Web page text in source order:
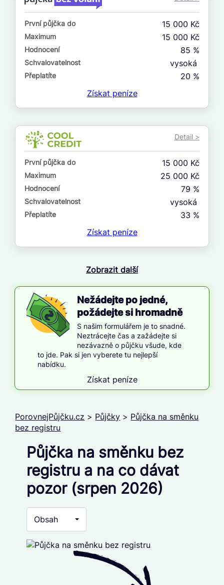
ne
V exekuci
ano
ne
V hotovosti
ano
ne
První půjčka do 15 000 Kč
Maximum 15 000 Kč
Hodnocení 85 %
Schvalovatelnost vysoká
Přeplatíte
20 %
Získat peníze
Detail >
První půjčka do 15 000 Kč
Maximum 25 000 Kč
Hodnocení 79 %
Schvalovatelnost vysoká
Přeplatíte
33 %
Získat peníze
Zobrazit další
Nežádejte po jedné,
požádejte si hromadně
S našim formulářem je to snadné.
Neztrácejte čas a zažádejte si
nezávazně o půjčku všude, kde
to jde. Pak si jen vyberete tu nejlepší
nabídku.
Získat peníze
PorovnejPůjčku.cz > Půjčky > Půjčka na směnku
bez registru
Půjčka na směnku bez
registru a na co dávat
pozor (srpen 2026)
Obsah